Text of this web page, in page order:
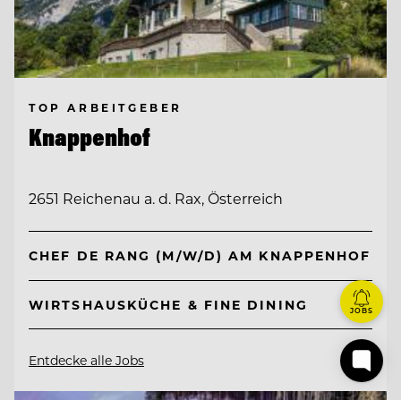
TOP ARBEITGEBER
Knappenhof
2651 Reichenau a. d. Rax, Österreich
CHEF DE RANG (M/W/D) AM KNAPPENHOF
WIRTSHAUSKÜCHE & FINE DINING
Entdecke alle Jobs
JOBS